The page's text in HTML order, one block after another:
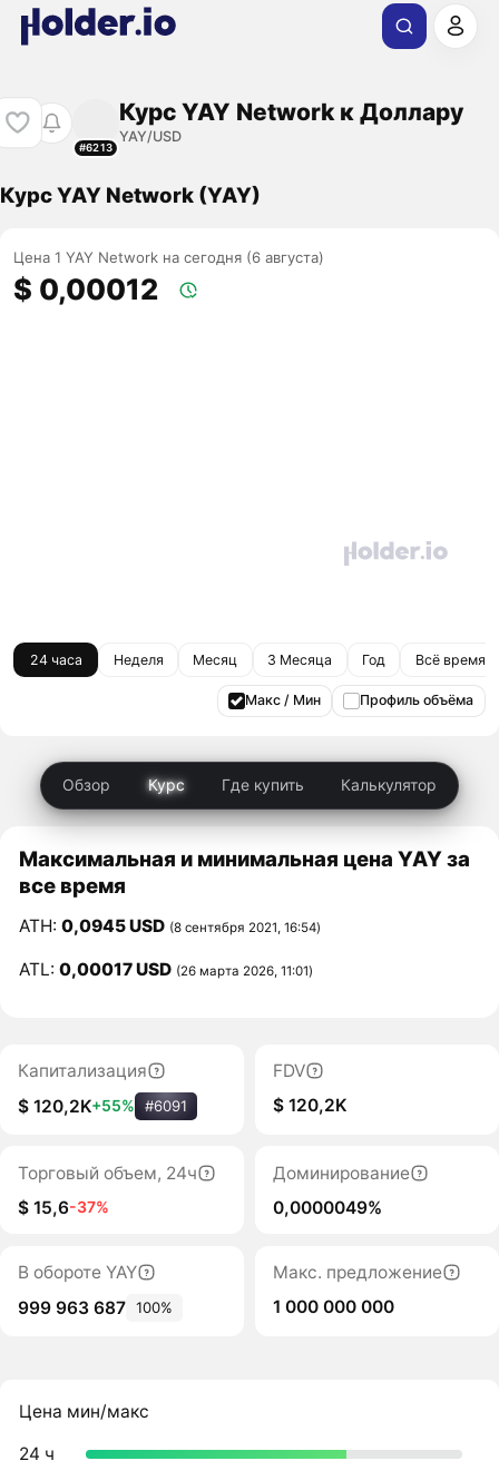
#6213
Курс YAY Network к Доллару
YAY/USD
Курс YAY Network (YAY)
Цена 1 YAY Network на сегодня (6 августа)
$ 0,00012
24 часа Неделя Месяц 3 Месяца Год Всё время
Макс / Мин Профиль объёма
Обзор Курс Где купить Калькулятор
Максимальная и минимальная цена YAY за
все время
ATH:0,0945 USD (8 сентября 2021, 16:54)
ATL:0,00017 USD (26 марта 2026, 11:01)
Капитализация
$ 120,2K+55% #6091
FDV
$ 120,2K
Торговый объем, 24ч
$ 15,6-37%
Доминирование
0,0000049%
В обороте YAY
999 963 687 100%
Макс. предложение
1 000 000 000
Цена мин/макс
24 ч